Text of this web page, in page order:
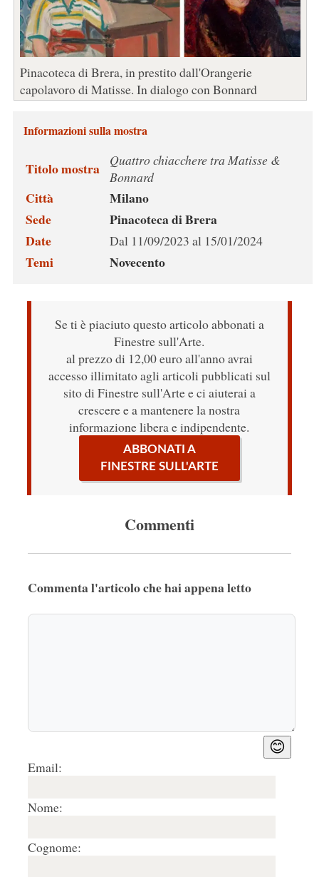
Pinacoteca di Brera, in prestito dall'Orangerie
capolavoro di Matisse. In dialogo con Bonnard
Informazioni sulla mostra
Titolo mostra
Quattro chiacchere tra Matisse &
Bonnard
Città
Milano
Sede
Pinacoteca di Brera
Date
Dal 11/09/2023 al 15/01/2024
Temi Novecento
Se ti è piaciuto questo articolo abbonati a
Finestre sull'Arte.
al prezzo di 12,00 euro all'anno avrai
accesso illimitato agli articoli pubblicati sul
sito di Finestre sull'Arte e ci aiuterai a
crescere e a mantenere la nostra
informazione libera e indipendente.
ABBONATI A
FINESTRE SULL'ARTE
Commenti
Commenta l'articolo che hai appena letto
😊
Email:
Nome:
Cognome: